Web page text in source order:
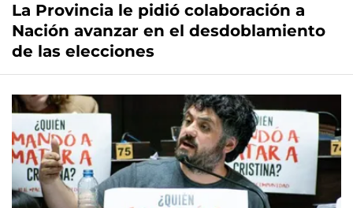
La Provincia le pidió colaboración a
Nación avanzar en el desdoblamiento
de las elecciones